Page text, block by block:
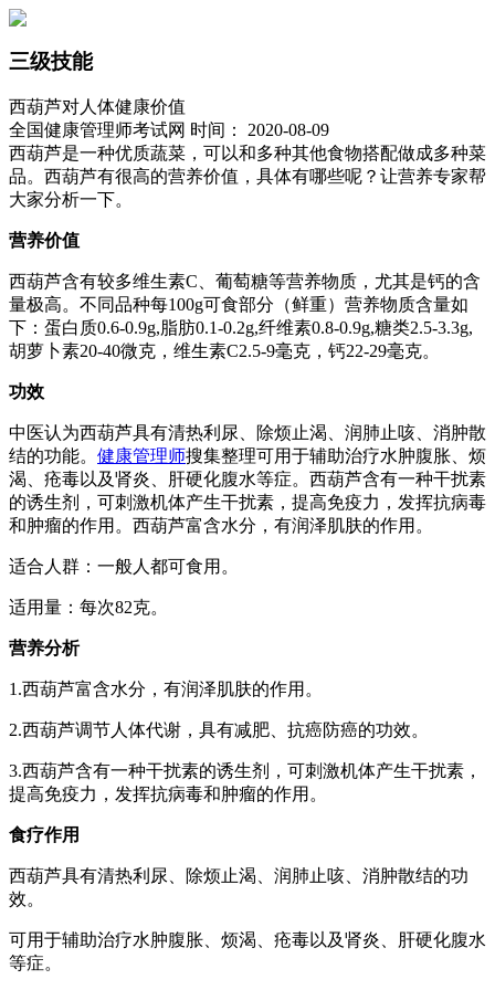
三级技能
西葫芦对人体健康价值
全国健康管理师考试网 时间： 2020-08-09
西葫芦是一种优质蔬菜，可以和多种其他食物搭配做成多种菜
品。西葫芦有很高的营养价值，具体有哪些呢？让营养专家帮
大家分析一下。
营养价值
西葫芦含有较多维生素C、葡萄糖等营养物质，尤其是钙的含
量极高。不同品种每100g可食部分（鲜重）营养物质含量如
下：蛋白质0.6-0.9g,脂肪0.1-0.2g,纤维素0.8-0.9g,糖类2.5-3.3g,
胡萝卜素20-40微克，维生素C2.5-9毫克，钙22-29毫克。
功效
中医认为西葫芦具有清热利尿、除烦止渴、润肺止咳、消肿散
结的功能。 健康管理师搜集整理可用于辅助治疗水肿腹胀、烦
渴、疮毒以及肾炎、 肝硬化腹水等症。西葫芦含有一种干扰素
的诱生剂，可刺激机体产生干扰素，提高免疫力，发挥抗病毒
和肿瘤的作用。西葫芦富含水分，有润泽肌肤的作用。
适合人群：一般人都可食用。
适用量：每次82克。
营养分析
1.西葫芦富含水分，有润泽肌肤的作用。
2.西葫芦调节人体代谢，具有减肥、抗癌防癌的功效。
3.西葫芦含有一种干扰素的诱生剂，可刺激机体产生干扰素，
提高免疫力，发挥抗病毒和肿瘤的作用。
食疗作用
西葫芦具有清热利尿、除烦止渴、润肺止咳、消肿散结的功
效。
可用于辅助治疗水肿腹胀、烦渴、疮毒以及肾炎、肝硬化腹水
等症。